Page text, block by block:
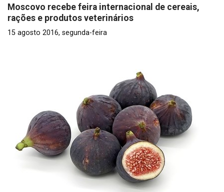
Moscovo recebe feira internacional de cereais,
rações e produtos veterinários
15 agosto 2016, segunda-feira